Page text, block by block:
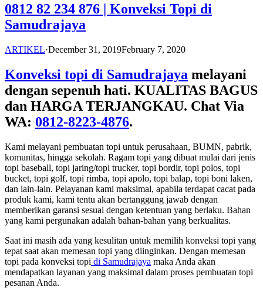
0812 82 234 876 | Konveksi Topi di
Samudrajaya
ARTIKEL·December 31, 2019February 7, 2020
Konveksi topi di Samudrajaya melayani
dengan sepenuh hati. KUALITAS BAGUS
dan HARGA TERJANGKAU. Chat Via
WA: 0812-8223-4876.
Kami melayani pembuatan topi untuk perusahaan, BUMN, pabrik,
komunitas, hingga sekolah. Ragam topi yang dibuat mulai dari jenis
topi baseball, topi jaring/topi trucker, topi bordir, topi polos, topi
bucket, topi golf, topi rimba, topi apolo, topi balap, topi boni laken,
dan lain-lain. Pelayanan kami maksimal, apabila terdapat cacat pada
produk kami, kami tentu akan bertanggung jawab dengan
memberikan garansi sesuai dengan ketentuan yang berlaku. Bahan
yang kami pergunakan adalah bahan-bahan yang berkualitas.
Saat ini masih ada yang kesulitan untuk memilih konveksi topi yang
tepat saat akan memesan topi yang diinginkan. Dengan memesan
topi pada konveksi topi di Samudrajaya maka Anda akan
mendapatkan layanan yang maksimal dalam proses pembuatan topi
pesanan Anda.